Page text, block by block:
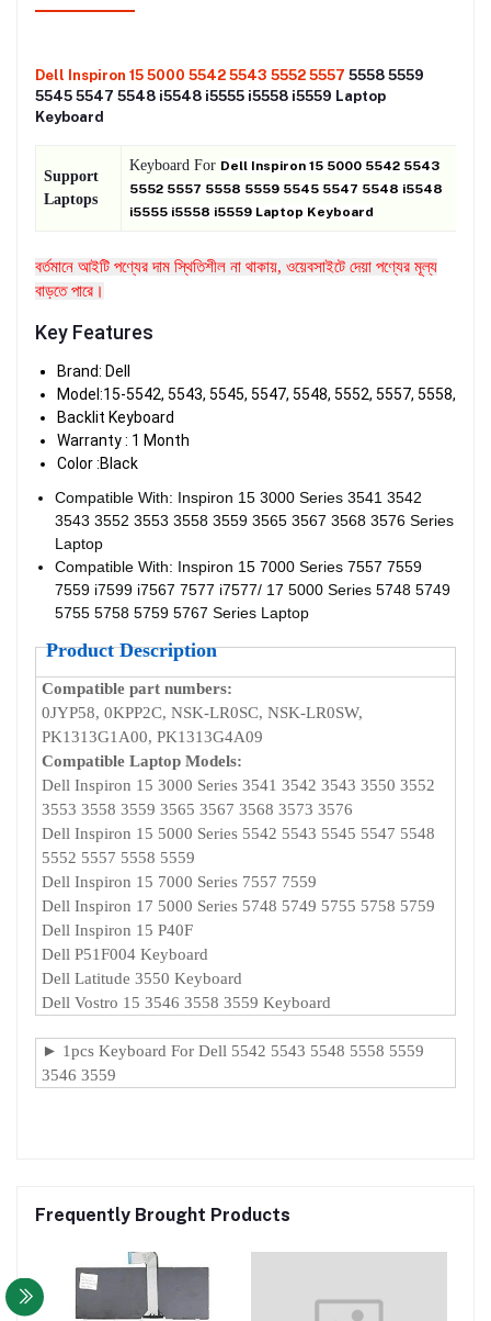
Dell Inspiron 15 5000 5542 5543 5552 5557 5558 5559
5545 5547 5548 i5548 i5555 i5558 i5559 Laptop
Keyboard
Support
Laptops
Keyboard For Dell Inspiron 15 5000 5542 5543
5552 5557 5558 5559 5545 5547 5548 i5548
i5555 i5558 i5559 Laptop Keyboard
বর্তমানে আইটি পণ্যের দাম স্থিতিশীল না থাকায়, ওয়েবসাইটে দেয়া পণ্যের মূল্য
বাড়তে পারে।
Key Features
Brand: Dell
Model:15-5542, 5543, 5545, 5547, 5548, 5552, 5557, 5558,
Backlit Keyboard
Warranty : 1 Month
Color :Black
Compatible With: Inspiron 15 3000 Series 3541 3542
3543 3552 3553 3558 3559 3565 3567 3568 3576 Series
Laptop
Compatible With: Inspiron 15 7000 Series 7557 7559
7559 i7599 i7567 7577 i7577/ 17 5000 Series 5748 5749
5755 5758 5759 5767 Series Laptop
Product Description
Compatible part numbers:
0JYP58, 0KPP2C, NSK-LR0SC, NSK-LR0SW,
PK1313G1A00, PK1313G4A09
Compatible Laptop Models:
Dell Inspiron 15 3000 Series 3541 3542 3543 3550 3552
3553 3558 3559 3565 3567 3568 3573 3576
Dell Inspiron 15 5000 Series 5542 5543 5545 5547 5548
5552 5557 5558 5559
Dell Inspiron 15 7000 Series 7557 7559
Dell Inspiron 17 5000 Series 5748 5749 5755 5758 5759
Dell Inspiron 15 P40F
Dell P51F004 Keyboard
Dell Latitude 3550 Keyboard
Dell Vostro 15 3546 3558 3559 Keyboard
► 1pcs Keyboard For Dell 5542 5543 5548 5558 5559
3546 3559
Frequently Brought Products